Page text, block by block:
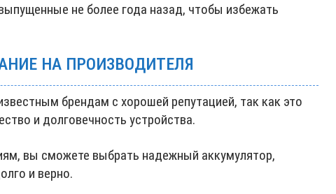
не более года назад, чтобы избежать
НА ПРОИЗВОДИТЕЛЯ
брендам с хорошей репутацией, так как это
и долговечность устройства.
вы сможете выбрать надежный аккумулятор,
и верно.